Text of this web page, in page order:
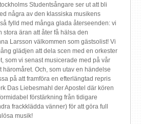
Studentsångare ser ut att bli
några av den klassiska musikens
fylld med många glada återseenden: vi
stora äran att åter få hälsa den
Larsson välkommen som gästsolist! Vi
glädjen att dela scen med en orkester
som vi senast musicerade med på vår
Och, som utav en händelse
på att framföra en efterlängtad repris
Das Liebesmahl der Apostel där kören
förstärkning från tidigare
frackklädda vänner) för att göra full
musik!